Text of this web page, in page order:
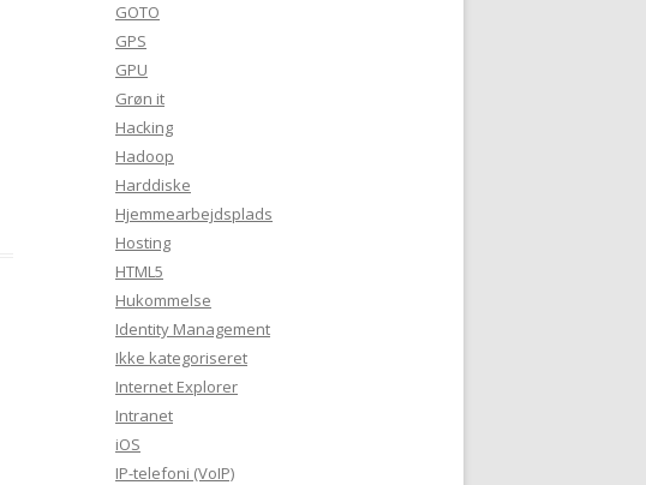
GOTO
GPS
GPU
Grøn it
Hacking
Hadoop
Harddiske
Hjemmearbejdsplads
Hosting
HTML5
Hukommelse
Identity Management
Ikke kategoriseret
Internet Explorer
Intranet
iOS
IP-telefoni (VoIP)